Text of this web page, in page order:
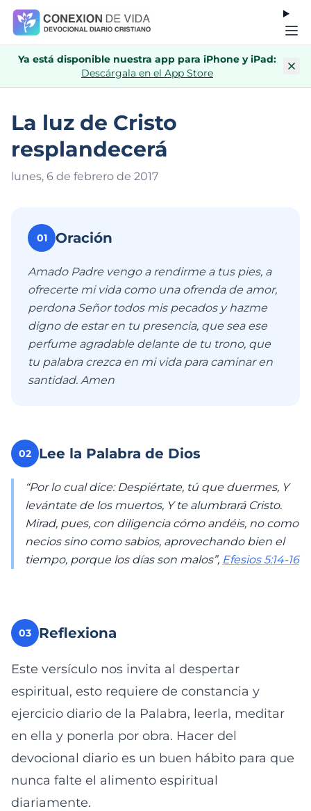
Ya está disponible nuestra app para iPhone y iPad:
Descárgala en el App Store
La luz de Cristo
resplandecerá
lunes, 6 de febrero de 2017
01 Oración
Amado Padre vengo a rendirme a tus pies, a
ofrecerte mi vida como una ofrenda de amor,
perdona Señor todos mis pecados y hazme
digno de estar en tu presencia, que sea ese
perfume agradable delante de tu trono, que
tu palabra crezca en mi vida para caminar en
santidad. Amen
02 Lee la Palabra de Dios
“Por lo cual dice: Despiértate, tú que duermes, Y
levántate de los muertos, Y te alumbrará Cristo.
Mirad, pues, con diligencia cómo andéis, no como
necios sino como sabios, aprovechando bien el
tiempo, porque los días son malos”, Efesios 5:14-16
03 Reflexiona
Este versículo nos invita al despertar
espiritual, esto requiere de constancia y
ejercicio diario de la Palabra, leerla, meditar
en ella y ponerla por obra. Hacer del
devocional diario es un buen hábito para que
nunca falte el alimento espiritual
diariamente.